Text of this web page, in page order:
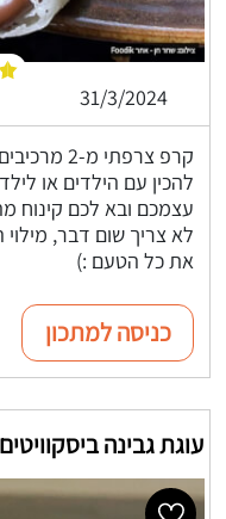
31/3/2024
קרפ
להכין עם הילדים או
עצמכם ובא לכם קינוח
לא צריך שום דבר,
את כל הטעם :)
כניסה למתכון
עוגת גבינה